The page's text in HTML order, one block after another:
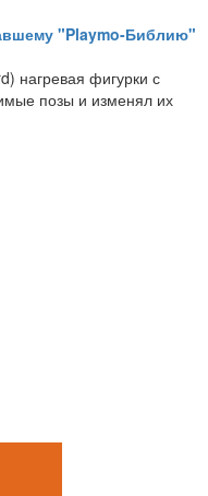
"Playmo-Библию"
нагревая фигурки с
позы и изменял их